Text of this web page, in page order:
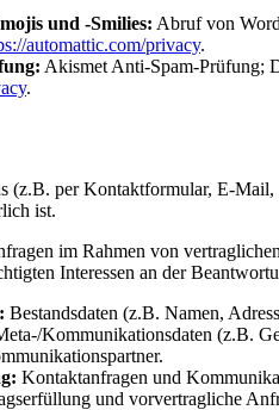
und -Smilies: Abruf von
automattic.com/privacy.
Akismet Anti-Spam-Prüfung;
.
(z.B. per Kontaktformular, E-
ist.
im Rahmen von
Interessen an der
Bestandsdaten (z.B. Namen,
Kommunikationsdaten (z.B.
Kontaktanfragen und
und vorvertragliche